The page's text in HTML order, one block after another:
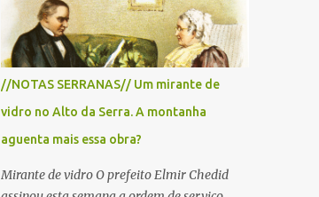
amador da América Latina, o evento reunirá
atletas de diferentes regiões do país e terá
percursos passando pelos municípios de
Serra Negra, Amparo, Monte Alegre do Sul,
Lindoia e Socorro. Para garantir a segurança
dos participantes e do público, diversos
trechos de rodovias e estradas da região
longo da prova. A largada será na Rua
//NOTAS SERRANAS// Um mirante de
vidro no Alto da Serra. A montanha
aguenta mais essa obra?
Mirante de vidro O prefeito Elmir Chedid